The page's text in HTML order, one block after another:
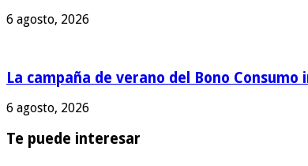
6 agosto, 2026
La campaña de verano del Bono
6 agosto, 2026
Te puede interesar